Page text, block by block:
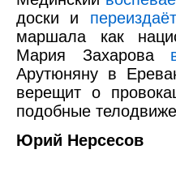
доски и переиздаёт
маршала как
Мария Захарова
Арутюняну в
верещит о
подобные
Юрий Нерсесов